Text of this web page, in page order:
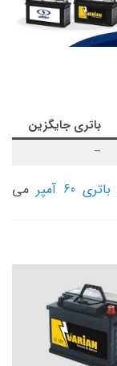
باتری جایگزین
–
باتری 60 آمپر
می